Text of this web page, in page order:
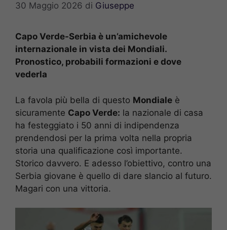
30 Maggio 2026 di Giuseppe
Capo Verde-Serbia è un’amichevole
internazionale in vista dei Mondiali.
Pronostico, probabili formazioni e dove
vederla
La favola più bella di questo Mondiale è
sicuramente Capo Verde: la nazionale di casa
ha festeggiato i 50 anni di indipendenza
prendendosi per la prima volta nella propria
storia una qualificazione così importante.
Storico davvero. E adesso l’obiettivo, contro una
Serbia giovane è quello di dare slancio al futuro.
Magari con una vittoria.